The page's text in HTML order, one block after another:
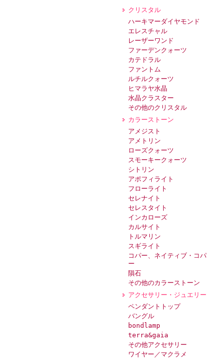
クリスタル
ハーキマーダイヤモンド
エレスチャル
レーザーワンド
ファーデンクォーツ
カテドラル
ファントム
ルチルクォーツ
ヒマラヤ水晶
水晶クラスター
その他のクリスタル
カラーストーン
アメジスト
アメトリン
ローズクォーツ
スモーキークォーツ
シトリン
アポフィライト
フローライト
セレナイト
セレスタイト
インカローズ
カルサイト
トルマリン
スギライト
コパー、ネイティブ・コパ
ー
隕石
その他のカラーストーン
アクセサリー・ジュエリー
ペンダントトップ
バングル
bondlamp
terra&gaia
その他アクセサリー
ワイヤー／マクラメ